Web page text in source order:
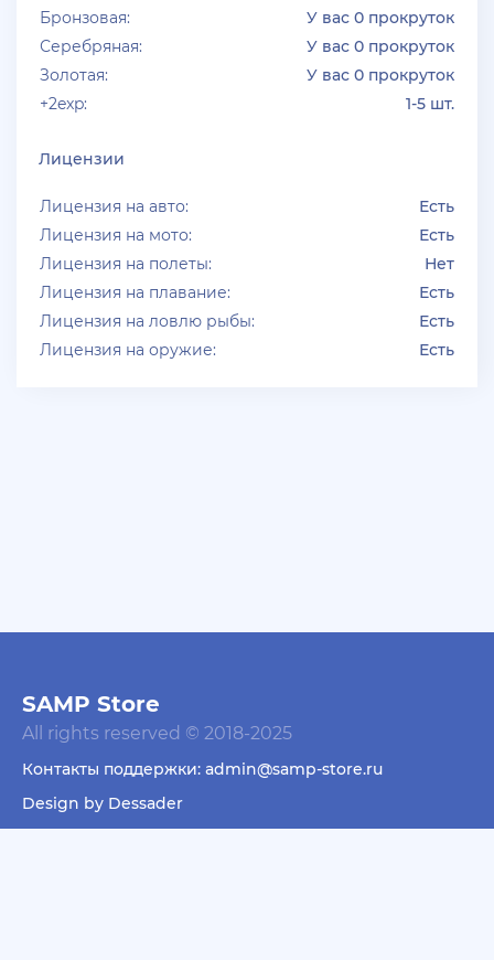
Бронзовая:
У вас 0 прокруток
Серебряная:
У вас 0 прокруток
Золотая:
У вас 0 прокруток
+2exp:
1-5 шт.
Лицензии
Лицензия на авто:
Есть
Лицензия на мото:
Есть
Лицензия на полеты:
Нет
Лицензия на плавание:
Есть
Лицензия на ловлю рыбы:
Есть
Лицензия на оружие:
Есть
SAMP Store
All rights reserved © 2018-2025
Контакты поддержки: admin@samp-store.ru
Design by Dessader